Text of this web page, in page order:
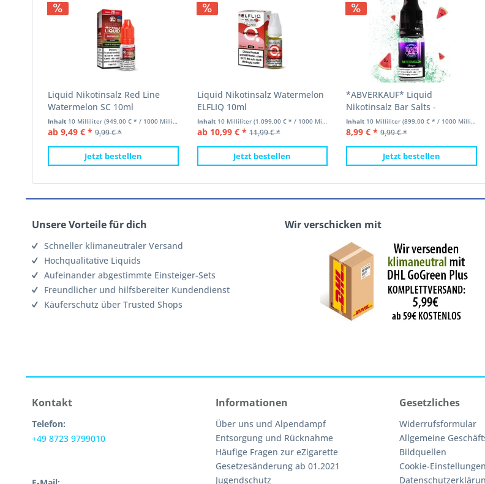
Liquid Nikotinsalz Red Line
Watermelon SC 10ml
Inhalt 10 Milliliter (949,00 € * / 1000 Milliliter)
ab 9,49 € * 9,99 € *
Jetzt bestellen
Liquid Nikotinsalz Watermelon
ELFLIQ 10ml
Inhalt 10 Milliliter (1.099,00 € * / 1000 Milliliter)
ab 10,99 € * 11,99 € *
Jetzt bestellen
*ABVERKAUF* Liquid
Nikotinsalz Bar Salts -
Watermelon Vampire Vape
10ml
Inhalt 10 Milliliter(899,00 € * / 1000 Milliliter)
8,99 € * 9,99 € *
Jetzt bestellen
Unsere Vorteile für dich
Schneller klimaneutraler Versand
Hochqualitative Liquids
Aufeinander abgestimmte Einsteiger-Sets
Freundlicher und hilfsbereiter Kundendienst
Käuferschutz über Trusted Shops
Wir verschicken mit
Kontakt
Telefon:
+49 8723 9799010
Informationen
Über uns und Alpendampf
Entsorgung und Rücknahme
Häufige Fragen zur eZigarette
Gesetzesänderung ab 01.2021
Jugendschutz
Gesetzliches
Widerrufsformular
Allgemeine
Bildquellen
Cookie-Einstellungen